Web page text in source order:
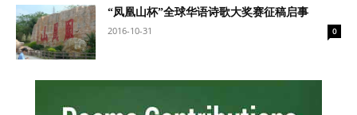
“凤凰山杯”全球华语诗歌大奖赛征稿启事
2016-10-31
0